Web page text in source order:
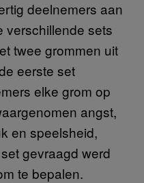
deelnemers aan
verschillende sets
twee grommen uit
eerste set
elke grom op
angst,
en speelsheid,
gevraagd werd
te bepalen.